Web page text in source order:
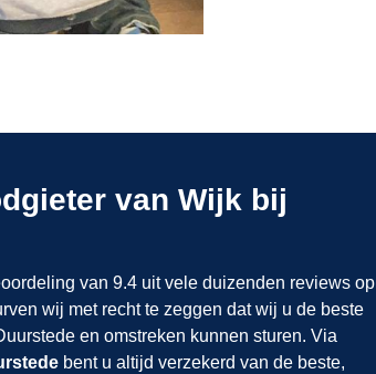
van Wijk bij
van 9.4 uit vele duizenden reviews op
wij met recht te zeggen dat wij u de beste
en omstreken kunnen sturen. Via
bent u altijd verzekerd van de beste,